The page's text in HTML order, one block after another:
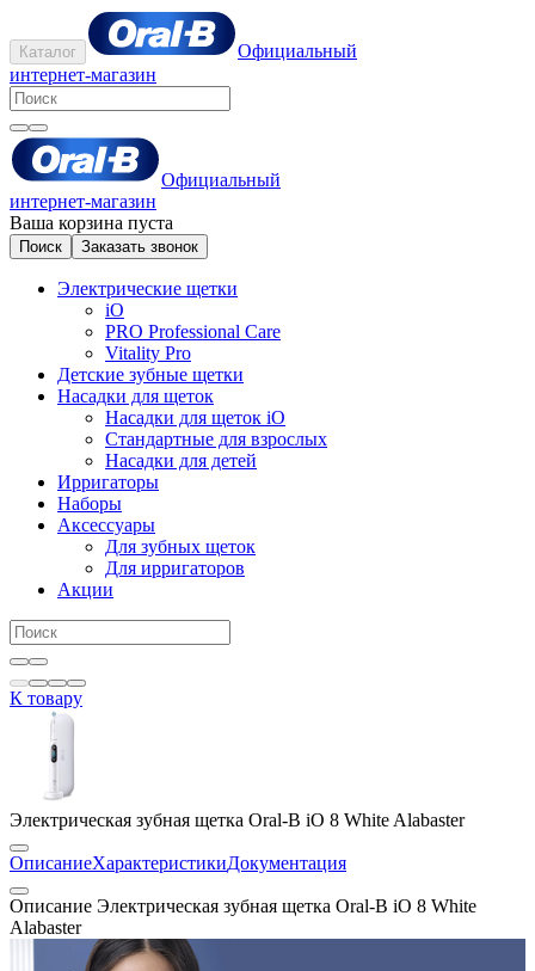
Каталог
Официальный
интернет-магазин
Официальный
интернет-магазин
Ваша корзина пуста
Поиск Заказать звонок
Электрические щетки
iO
PRO Professional Care
Vitality Pro
Детские зубные щетки
Насадки для щеток
Насадки для щеток iO
Стандартные для взрослых
Насадки для детей
Ирригаторы
Наборы
Аксессуары
Для зубных щеток
Для ирригаторов
Акции
К товару
Электрическая зубная щетка Oral-B iO 8 White Alabaster
ОписаниеХарактеристикиДокументация
Описание Электрическая зубная щетка Oral-B iO 8 White
Alabaster